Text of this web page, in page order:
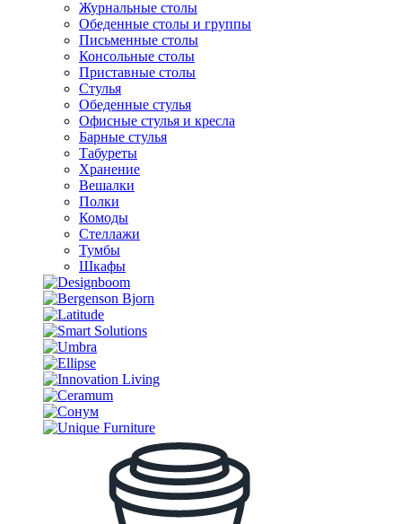
Журнальные столы
Обеденные столы и группы
Письменные столы
Консольные столы
Приставные столы
Стулья
Обеденные стулья
Офисные стулья и кресла
Барные стулья
Табуреты
Хранение
Вешалки
Полки
Комоды
Стеллажи
Тумбы
Шкафы